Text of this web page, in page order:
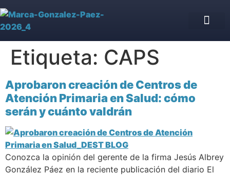
Etiqueta: CAPS
Aprobaron creación de Centros de
Atención Primaria en Salud: cómo
serán y cuánto valdrán
Conozca la opinión del gerente de la firma Jesús Albrey
González Páez en la reciente publicación del diario El